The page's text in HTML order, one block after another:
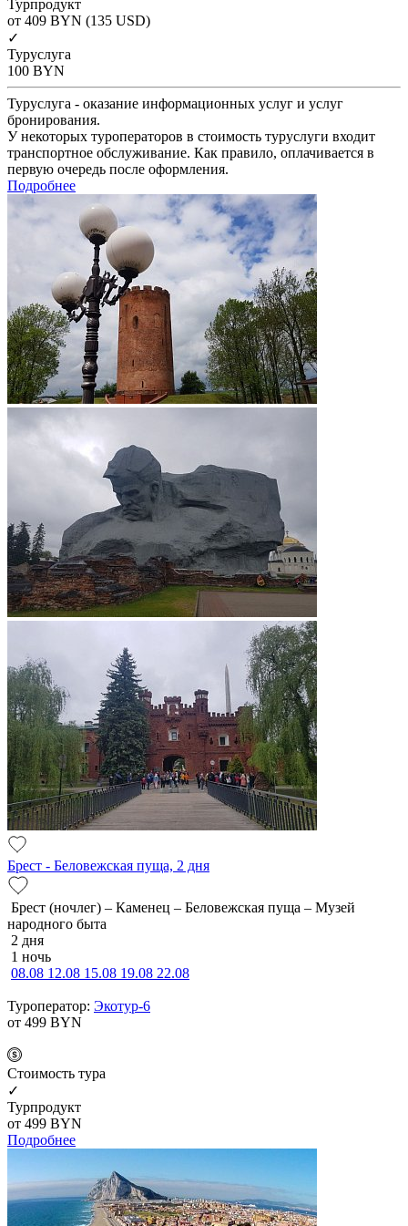
Турпродукт
от 409 BYN (135 USD)
✓
Туруслуга
100 BYN
Туруслуга - оказание информационных услуг и услуг
бронирования.
У некоторых туроператоров в стоимость туруслуги входит
транспортное обслуживание. Как правило, оплачивается в
первую очередь после оформления.
Подробнее
Брест - Беловежская пуща, 2 дня
Брест (ночлег) – Каменец – Беловежская пуща – Музей
народного быта
2 дня
1 ночь
08.08 12.08 15.08 19.08 22.08
Туроператор: Экотур-6
от 499 BYN
Cтоимость тура
✓
Турпродукт
от 499 BYN
Подробнее